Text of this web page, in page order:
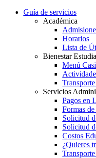
Guía de servicios
Académica
Horarios
Lista de
Bienestar
Menú
Servicios
Pagos en
Formas
Solicitud
Solicitud
Costos
¿Quieres